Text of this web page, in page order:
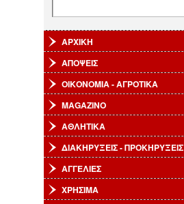
ΑΡΧΙΚΗ
ΑΠΟΨΕΙΣ
ΟΙΚΟΝΟΜΙΑ - ΑΓΡΟΤΙΚΑ
MAGAZINO
ΑΘΛΗΤΙΚΑ
ΔΙΑΚΗΡΥΞΕΙΣ - ΠΡΟΚΗΡΥΞΕΙΣ
ΑΓΓΕΛΙΕΣ
ΧΡΗΣΙΜΑ